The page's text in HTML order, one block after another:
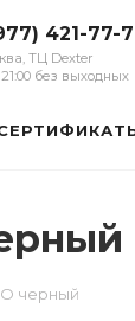
421-77-
ТЦ Dexter
21:00 без выходных
черный